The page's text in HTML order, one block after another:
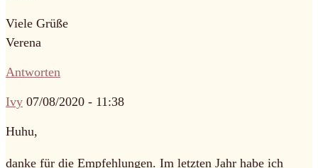
Viele Grüße
Verena
Antworten
Ivy 07/08/2020 - 11:38
Huhu,
danke für die Empfehlungen. Im letzten Jahr habe ich